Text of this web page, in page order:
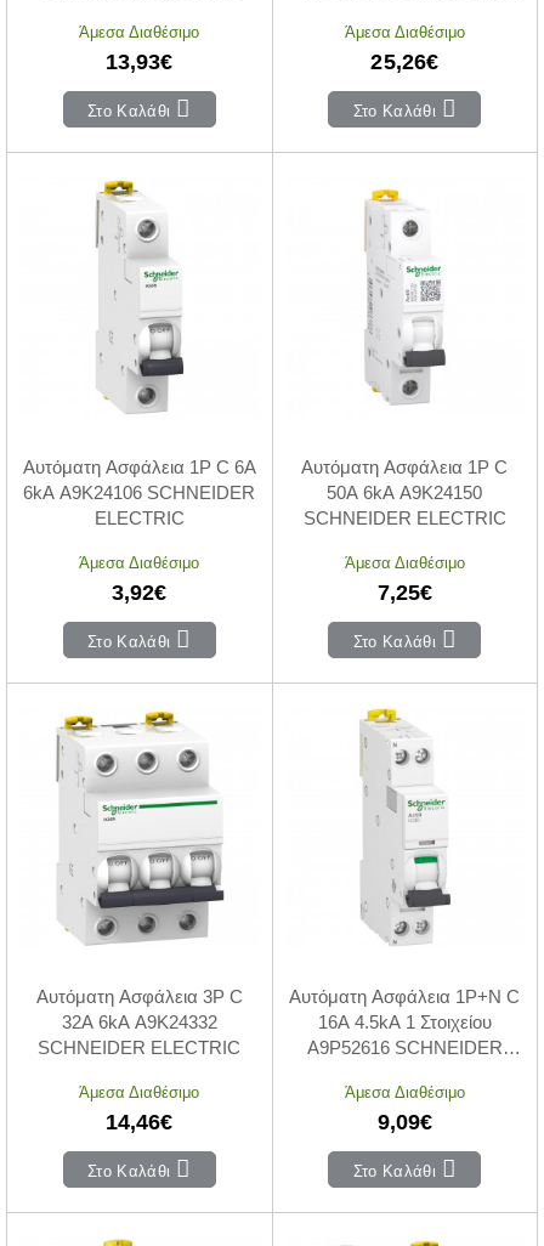
Άμεσα Διαθέσιμο
13,93€
Στο Καλάθι
Άμεσα Διαθέσιμο
25,26€
Στο Καλάθι
Αυτόματη Ασφάλεια 1P C 6A
6kA A9K24106 SCHNEIDER
ELECTRIC
Άμεσα Διαθέσιμο
3,92€
Στο Καλάθι
Αυτόματη Ασφάλεια 1P C
50A 6kA A9K24150
SCHNEIDER ELECTRIC
Άμεσα Διαθέσιμο
7,25€
Στο Καλάθι
Αυτόματη Ασφάλεια 3P C
32A 6kA A9K24332
SCHNEIDER ELECTRIC
Άμεσα Διαθέσιμο
14,46€
Στο Καλάθι
Αυτόματη Ασφάλεια 1P+N C
16A 4.5kA 1 Στοιχείου
A9P52616 SCHNEIDER
Άμεσα Διαθέσιμο
9,09€
Στο Καλάθι